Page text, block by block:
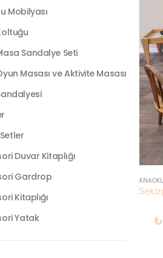
₺
Mobilyası
Sandalye Seti
Masası ve Aktivite Masası
Duvar Kitaplığı
Gardrop
Kitaplığı
Yatak